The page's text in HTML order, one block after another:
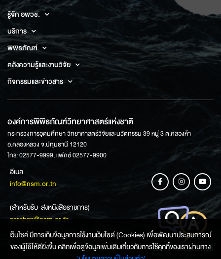
รู้จัก อพวช.
บริการ
พิพิธภัณฑ์
คลังความรู้และงานวิจัย
กิจกรรมและข่าวสาร
องค์การพิพิธภัณฑ์วิทยาศาสตร์แห่งชาติ
กระทรวงการอุดมศึกษา วิทยาศาสตร์วิจัยและนวัตกรรม 39 หมู่ 3 ต.คลองห้า
อ.คลองหลวง จ.ปทุมธานี 12120
โทร: 02577-9999, แฟกซ์ 02577-9900
อีเมล
info@nsm.or.th
(สำหรับรับ-ส่งหนังสือราชการ)
saraban@nsm.or.th
ช่องทางการสอบถามข้อมูล
เว็บไซค์ มีการเก็บข้อมูลการใช้งานเว็บไซต์ (Cookies) เพื่อพัฒนาประสบการณ์
ของผู้ใช้ให้ดียิ่งขึ้น คลิกเพื่อดูข้อมูลเพิ่มเติมเกี่ยวกับการใช้คุกกี้ของเราผ่านทาง